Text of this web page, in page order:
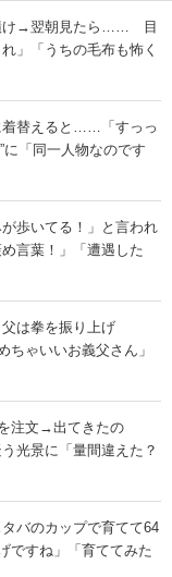
け→翌朝見たら…… 目
」「うちの毛布も怖く
替えると……「すっっ
「同一人物なのです
歩いてる！」と言われ
言葉！」「遭遇した
は拳を振り上げ
ゃいいお義父さん」
注文→出てきたの
景に「量間違えた？
バのカップで育てて64
すね」「育ててみた